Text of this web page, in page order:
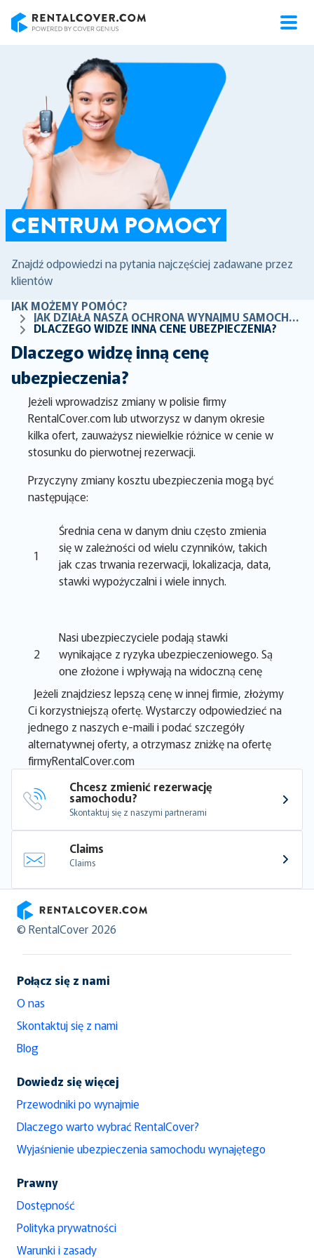
CENTRUM POMOCY
Znajdź odpowiedzi na pytania najczęściej zadawane przez
klientów
JAK MOŻEMY POMÓC?
JAK DZIAŁA NASZA OCHRONA WYNAJMU SAMOCHODÓW
DLACZEGO WIDZĘ INNĄ CENĘ UBEZPIECZENIA?
Dlaczego widzę inną cenę
ubezpieczenia?
Jeżeli wprowadzisz zmiany w polisie firmy
RentalCover.com lub utworzysz w danym okresie
kilka ofert, zauważysz niewielkie różnice w cenie w
stosunku do pierwotnej rezerwacji.
Przyczyny zmiany kosztu ubezpieczenia mogą być
następujące:
1
Średnia cena w danym dniu często zmienia
się w zależności od wielu czynników, takich
jak czas trwania rezerwacji, lokalizacja, data,
stawki wypożyczalni i wiele innych.
2
Nasi ubezpieczyciele podają stawki
wynikające z ryzyka ubezpieczeniowego. Są
one złożone i wpływają na widoczną cenę
Jeżeli znajdziesz lepszą cenę w innej firmie, złożymy
Ci korzystniejszą ofertę. Wystarczy odpowiedzieć na
jednego z naszych e-maili i podać szczegóły
alternatywnej oferty, a otrzymasz zniżkę na ofertę
firmyRentalCover.com
Chcesz zmienić rezerwację
samochodu?
Skontaktuj się z naszymi partnerami
Claims
Claims
RentalCover
© RentalCover 2026
Połącz się z nami
O nas
Skontaktuj się z nami
Blog
Dowiedz się więcej
Przewodniki po wynajmie
Dlaczego warto wybrać RentalCover?
Wyjaśnienie ubezpieczenia samochodu wynajętego
Prawny
Dostępność
Polityka prywatności
Warunki i zasady